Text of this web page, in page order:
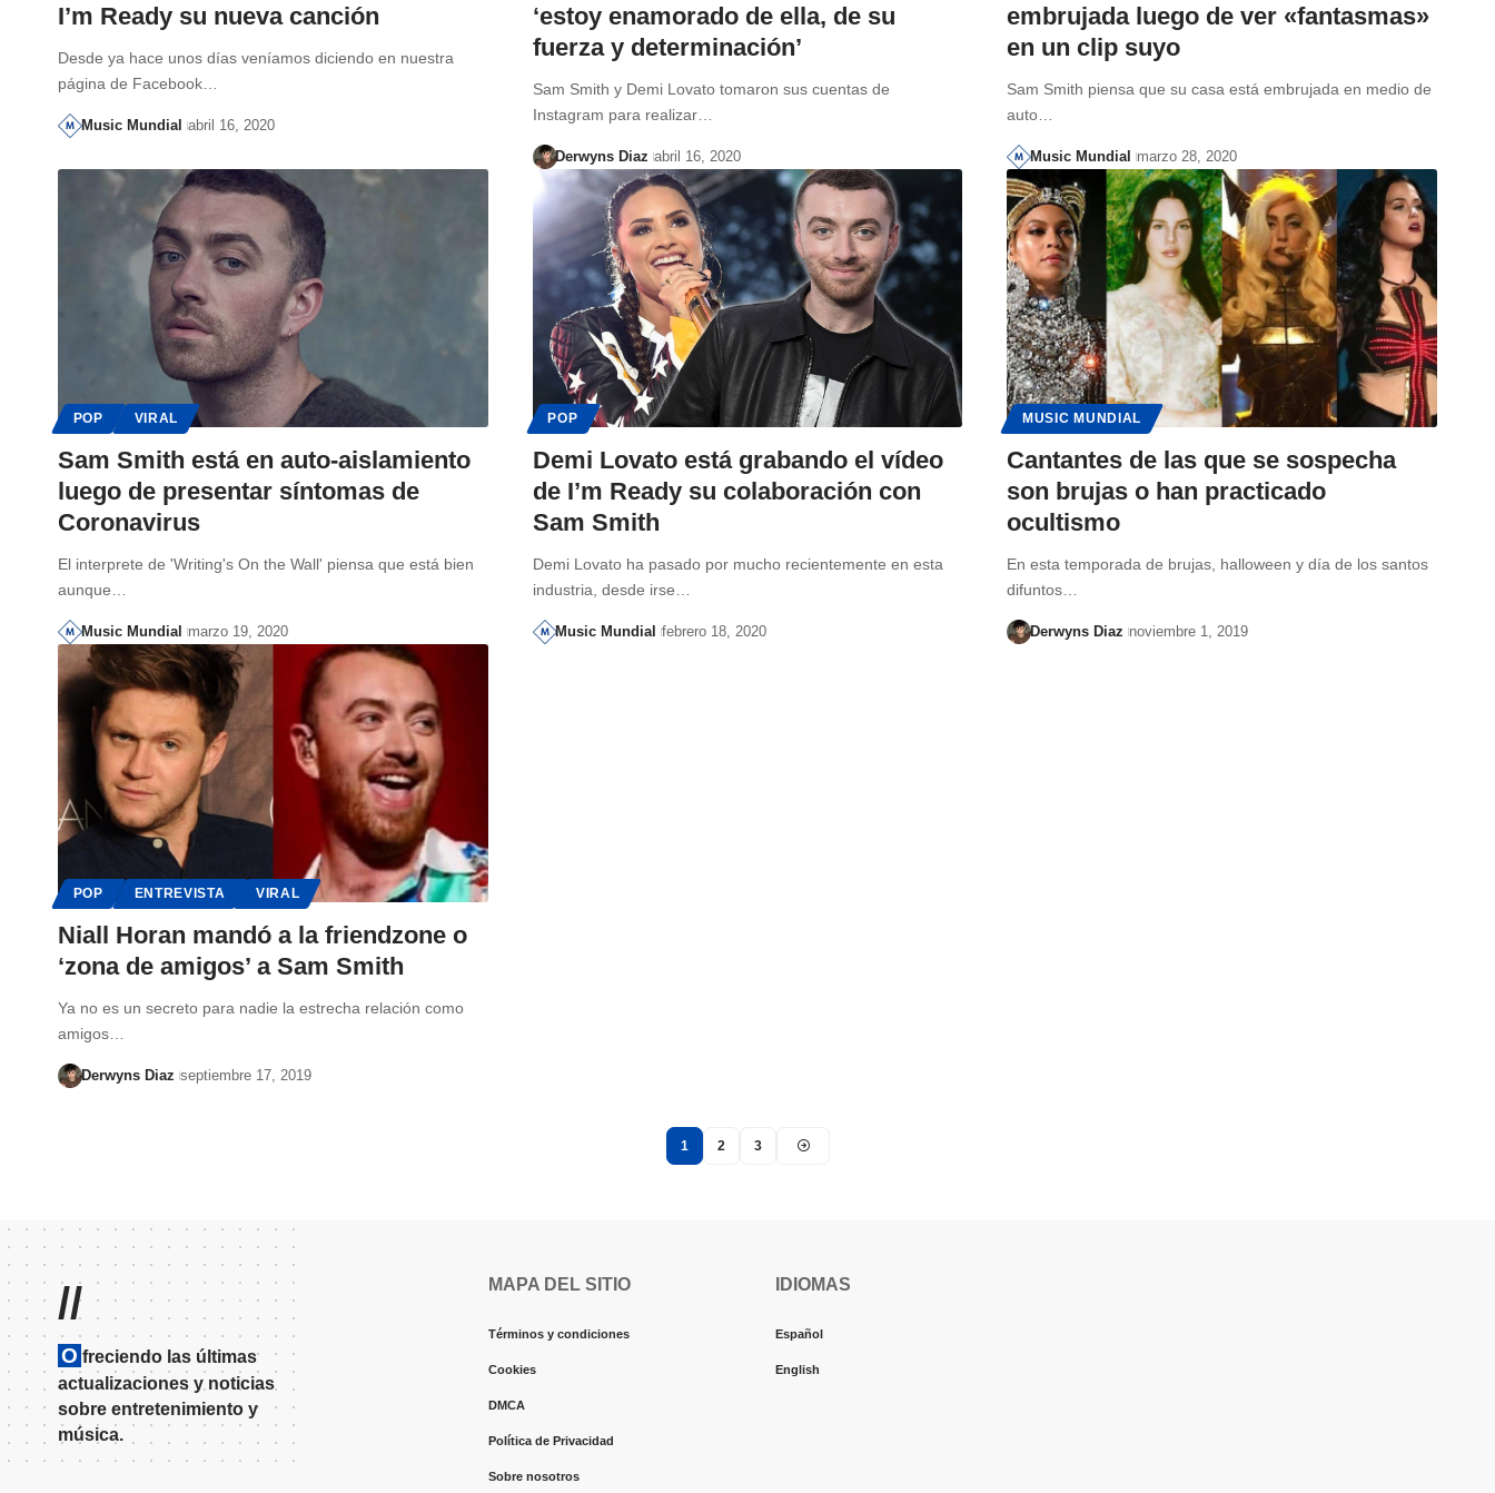
I’m Ready su nueva canción
Desde ya hace unos días veníamos diciendo en nuestra
página de Facebook…
Music Mundial abril 16, 2020
‘estoy enamorado de ella, de su
fuerza y determinación’
Sam Smith y Demi Lovato tomaron sus cuentas de
Instagram para realizar…
Derwyns Diaz abril 16, 2020
embrujada luego de ver «fantasmas»
en un clip suyo
Sam Smith piensa que su casa está embrujada en medio de
auto…
Music Mundial marzo 28, 2020
POP VIRAL
Sam Smith está en auto-aislamiento
luego de presentar síntomas de
Coronavirus
El interprete de 'Writing's On the Wall' piensa que está bien
aunque…
Music Mundial marzo 19, 2020
POP
Demi Lovato está grabando el vídeo
de I’m Ready su colaboración con
Sam Smith
Demi Lovato ha pasado por mucho recientemente en esta
industria, desde irse…
Music Mundial febrero 18, 2020
MUSIC MUNDIAL
Cantantes de las que se sospecha
son brujas o han practicado
ocultismo
En esta temporada de brujas, halloween y día de los santos
difuntos…
Derwyns Diaz noviembre 1, 2019
POP ENTREVISTA VIRAL
Niall Horan mandó a la friendzone o
‘zona de amigos’ a Sam Smith
Ya no es un secreto para nadie la estrecha relación como
amigos…
Derwyns Diaz septiembre 17, 2019
1 2 3
//
O freciendo las últimas
actualizaciones y noticias
sobre entretenimiento y
música.
MAPA DEL SITIO
Términos y condiciones
Cookies
DMCA
Política de Privacidad
Sobre nosotros
IDIOMAS
Español
English